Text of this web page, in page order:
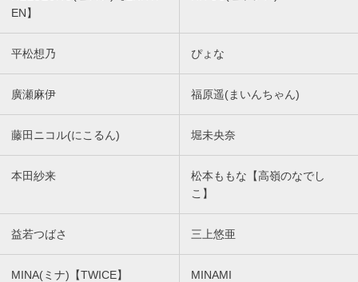
EN】
平松想乃 ぴょな
廣瀬麻伊 福原遥(まいんちゃん)
藤田ニコル(にこるん) 堀未央奈
本田紗来
松本ももな【高嶺のなでし
こ】
益若つばさ 三上悠亜
MINA(ミナ)【TWICE】 MINAMI